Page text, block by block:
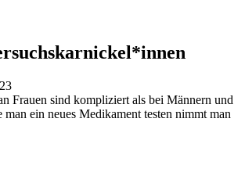
Frauen sind kompliziert als bei Männern und
man ein neues Medikament testen nimmt man